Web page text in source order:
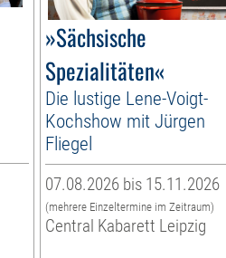
»Sächsische
Spezialitäten«
Die lustige Lene-Voigt-
Kochshow mit Jürgen
Fliegel
07.08.2026 bis 15.11.2026
(mehrere Einzeltermine im Zeitraum)
Central Kabarett Leipzig